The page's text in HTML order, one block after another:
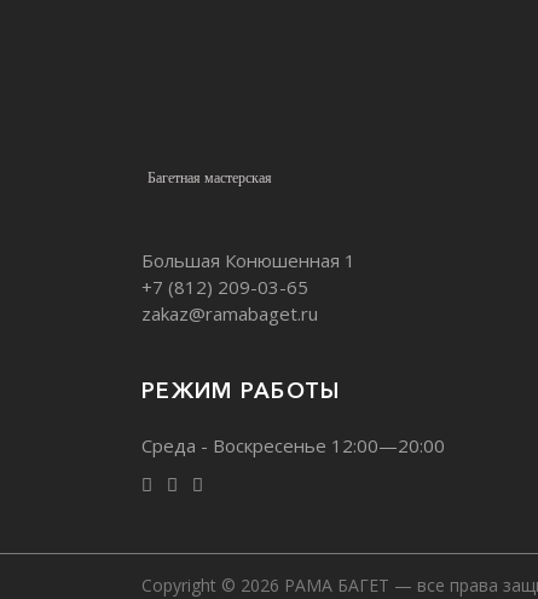
Багетная мастерская
Большая Конюшенная 1
+7 (812) 209-03-65
zakaz@ramabaget.ru
РЕЖИМ РАБОТЫ
Среда - Воскресенье 12:00—20:00
Copyright © 2026 РАМА БАГЕТ — все права